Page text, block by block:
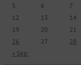
5
6 7
12
13 14
19
20 21
26
27 28
« Sep.